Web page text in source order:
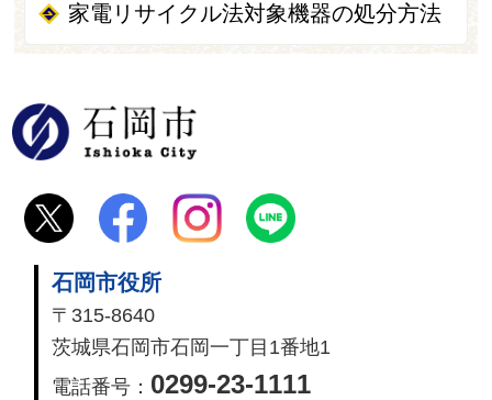
家電リサイクル法対象機器の処分方法
石岡市役所
〒315-8640
茨城県石岡市石岡一丁目1番地1
電話番号： 0299-23-1111